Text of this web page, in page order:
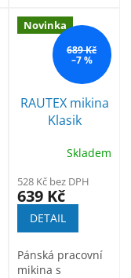
Novinka
689 Kč
–7 %
RAUTEX mikina
Klasik
Skladem
528 Kč bez DPH
639 Kč
DETAIL
Pánská pracovní
mikina s